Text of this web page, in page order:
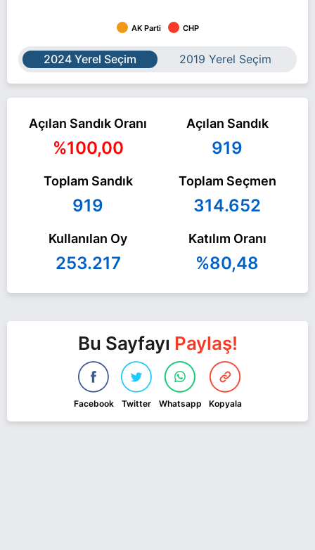
AK Parti CHP
2024 Yerel Seçim 2019 Yerel Seçim
Açılan Sandık Oranı
%100,00
Açılan Sandık
919
Toplam Sandık
919
Toplam Seçmen
314.652
Kullanılan Oy
253.217
Katılım Oranı
%80,48
Bu Sayfayı Paylaş!
Facebook Twitter Whatsapp Kopyala